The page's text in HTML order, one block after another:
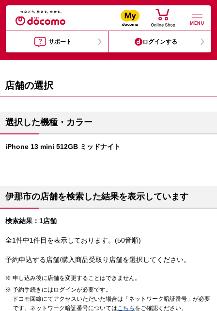
MENU
サポート ログインする
店舗の選択
選択した機種・カラー
iPhone 13 mini 512GB ミッドナイト
伊那市の店舗を検索した結果を表示しています
検索結果：1店舗
全1件中1件目を表示しております。(50音順)
予約申込する店舗/購入商品受取り店舗を選択してください。
申し込み後に店舗を変更することはできません。
予約手続きにはログインが必要です。
ドコモ回線にてアクセスいただいた場合は「ネットワーク暗証番号」が必要
です。ネットワーク暗証番号についてはこちら をご確認ください。